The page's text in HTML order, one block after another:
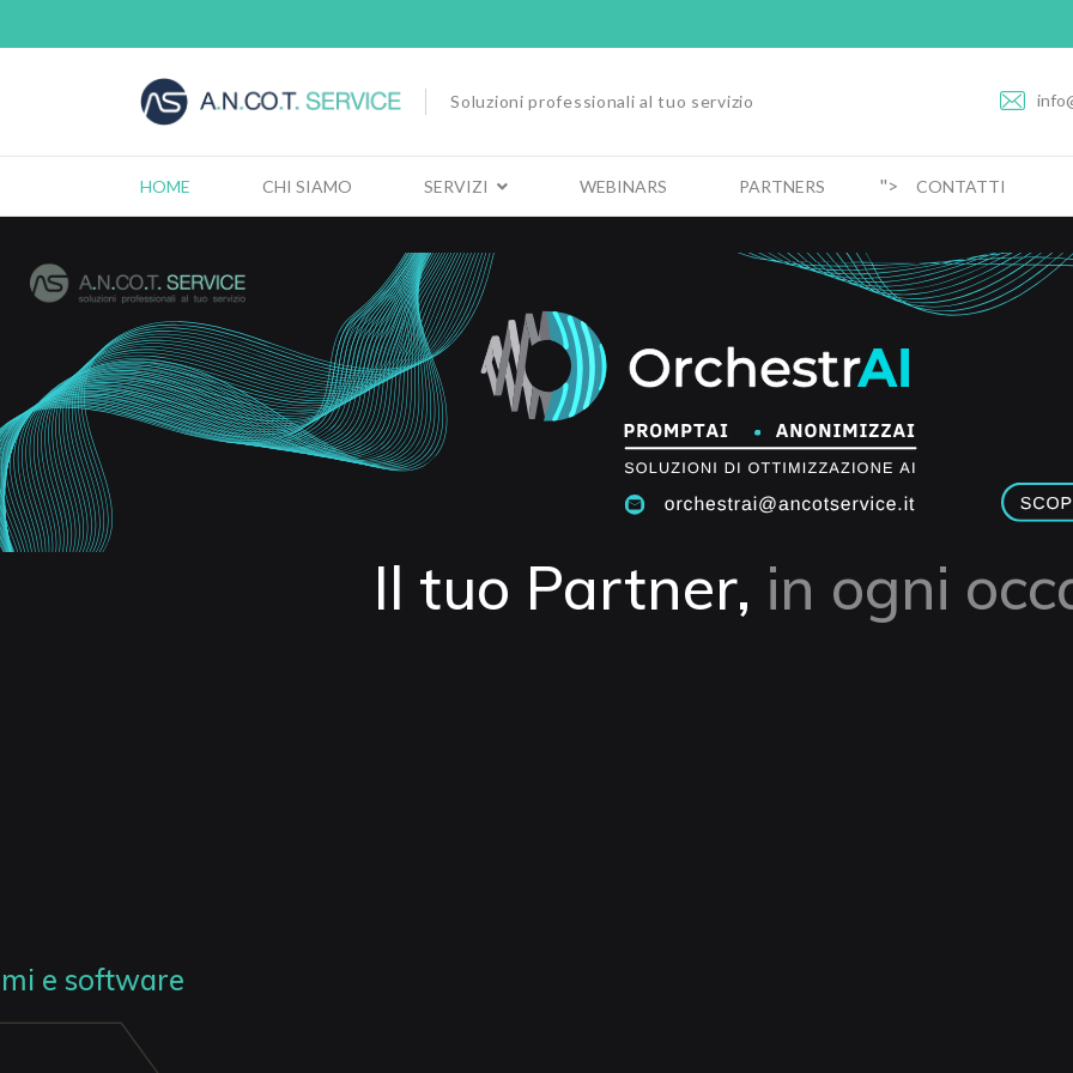
Soluzioni professionali al tuo servizio
HOME CHI SIAMO SERVIZI WEBINARS PARTNERS "> CONTATTI
Il tuo Partner, in ogni
e software